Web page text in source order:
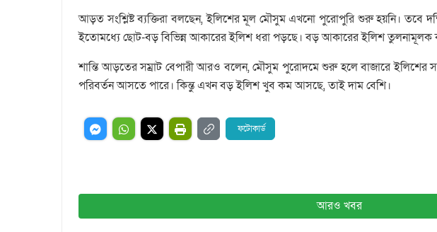
আড়ত সংশ্লিষ্ট ব্যক্তিরা বলছেন, ইলিশের মূল মৌসুম এখনো পুরোপুরি শুরু হয়নি। তবে
ইতোমধ্যে ছোট-বড় বিভিন্ন আকারের ইলিশ ধরা পড়ছে। বড় আকারের ইলিশ তুলনামূলক
শান্তি আড়তের সম্রাট বেপারী আরও বলেন, মৌসুম পুরোদমে শুরু হলে বাজারে ইলিশের
পরিবর্তন আসতে পারে। কিন্তু এখন বড় ইলিশ খুব কম আসছে, তাই দাম বেশি।
ফটোকার্ড
আরও খবর